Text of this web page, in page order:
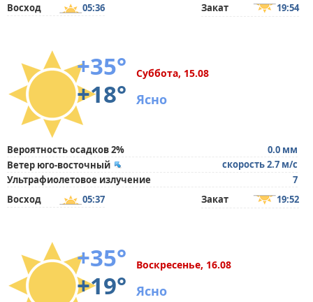
Восход
05:36 Закат 19:54
+35°
+18°
Суббота, 15.08
Ясно
Вероятность осадков 2%
0.0 мм
Ветер юго-восточный
скорость 2.7 м/с
Ультрафиолетовое излучение
7
Восход
05:37 Закат 19:52
+35°
+19°
Воскресенье, 16.08
Ясно